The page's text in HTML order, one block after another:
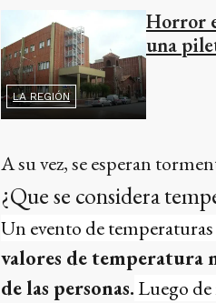
LA REGIÓN
Horror
una
A su vez, se esperan
¿Que se considera
Un evento de
valores de temperatura
de las personas. Luego